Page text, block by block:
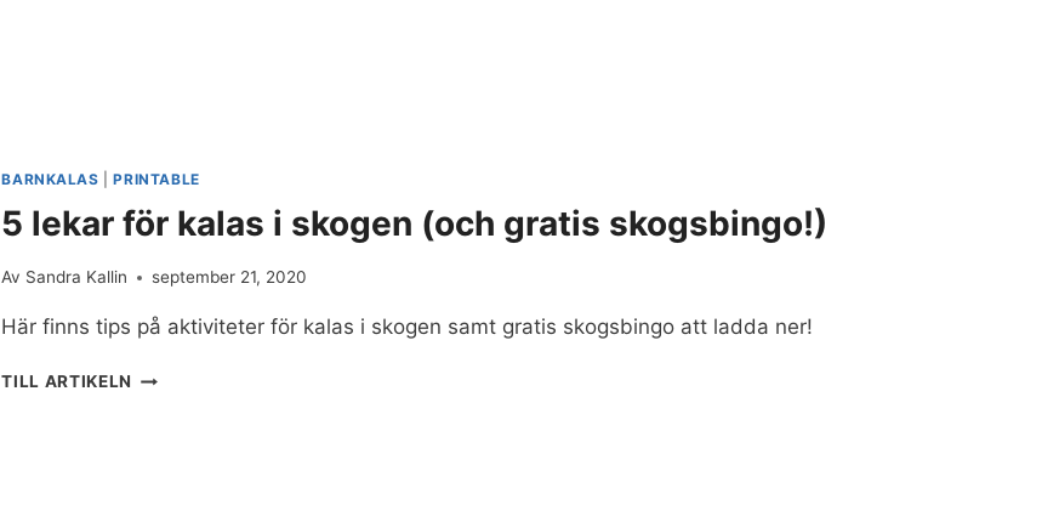
BARNKALAS |PRINTABLE
5 lekar för kalas i skogen (och gratis skogsbingo!)
Av Sandra Kallin september 21, 2020
Här finns tips på aktiviteter för kalas i skogen samt gratis skogsbingo att ladda ner!
TILL ARTIKELN 5